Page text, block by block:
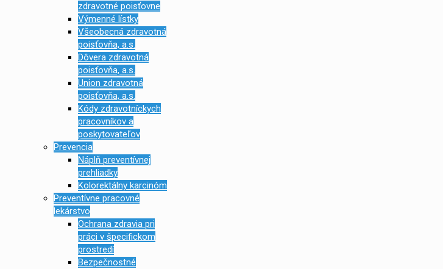
zdravotné poisťovne
Výmenné lístky
Všeobecná zdravotná
poisťovňa, a.s.
Dôvera zdravotná
poisťovňa, a.s.
Union zdravotná
poisťovňa, a.s.
Kódy zdravotníckych
pracovníkov a
poskytovateľov
Prevencia
Náplň preventívnej
prehliadky
Kolorektálny karcinóm
Preventívne pracovné
lekárstvo
Ochrana zdravia pri
práci v špecifickom
prostredí
Bezpečnostné